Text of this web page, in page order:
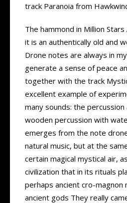
track Paranoia from
The hammond in Million
it is an authentically old and
Drone notes are always in
generate a sense of peace
together with the track
excellent example of
many sounds: the
wooden percussion with
emerges from the note
natural music, but at the
certain magical mystical air,
civilization that in its rituals
perhaps ancient cro-magnon
ancient gods They really